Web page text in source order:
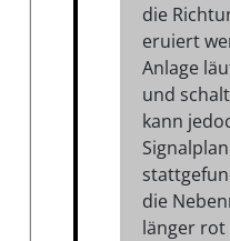
die
eruiert
Anlage
und
kann
die
länger rot